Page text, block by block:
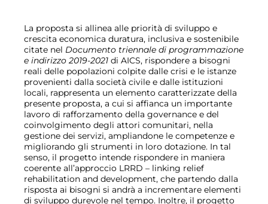
La proposta si allinea alle priorità di sviluppo e
crescita economica duratura, inclusiva e sostenibile
citate nel Documento triennale di programmazione
e indirizzo 2019-2021 di AICS, rispondere a bisogni
reali delle popolazioni colpite dalle crisi e le istanze
provenienti dalla società civile e dalle istituzioni
locali, rappresenta un elemento caratterizzate della
presente proposta, a cui si affianca un importante
lavoro di rafforzamento della governance e del
coinvolgimento degli attori comunitari, nella
gestione dei servizi, ampliandone le competenze e
migliorando gli strumenti in loro dotazione. In tal
senso, il progetto intende rispondere in maniera
coerente all’approccio LRRD – linking relief
rehabilitation and development, che partendo dalla
risposta ai bisogni si andrà a incrementare elementi
di sviluppo durevole nel tempo. Inoltre, il progetto